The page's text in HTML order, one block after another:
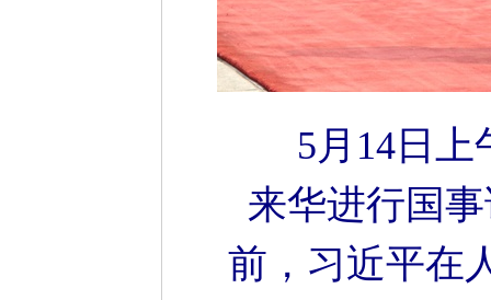
5月14日
来华进行国
前，习近平在